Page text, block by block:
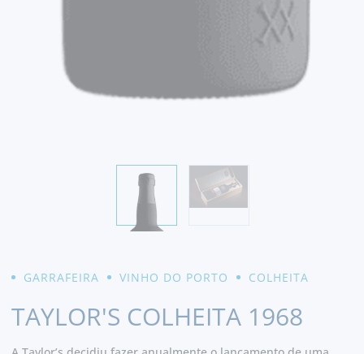
GARRAFEIRA VINHO DO PORTO COLHEITA
TAYLOR'S COLHEITA 1968